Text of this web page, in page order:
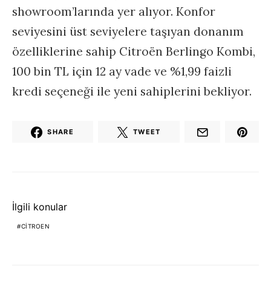
showroom’larında yer alıyor. Konfor
seviyesini üst seviyelere taşıyan donanım
özelliklerine sahip Citroën Berlingo Kombi,
100 bin TL için 12 ay vade ve %1,99 faizli
kredi seçeneği ile yeni sahiplerini bekliyor.
SHARE TWEET
İlgili konular
CITROEN